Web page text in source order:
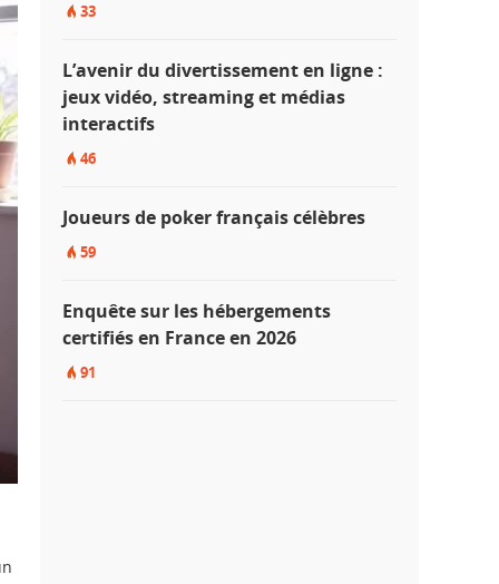
33
L’avenir du divertissement en ligne :
jeux vidéo, streaming et médias
interactifs
46
Joueurs de poker français célèbres
59
Enquête sur les hébergements
certifiés en France en 2026
91